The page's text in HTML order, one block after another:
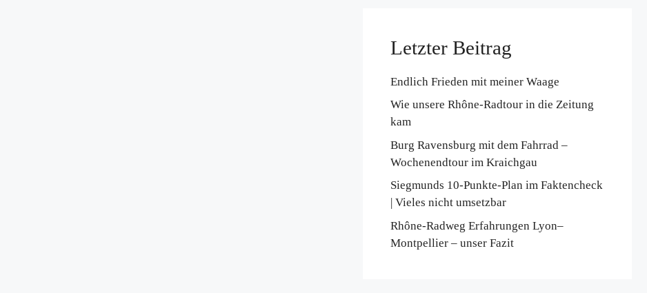
Letzter Beitrag
Endlich Frieden mit meiner Waage
Wie unsere Rhône-Radtour in die Zeitung
kam
Burg Ravensburg mit dem Fahrrad –
Wochenendtour im Kraichgau
Siegmunds 10-Punkte-Plan im Faktencheck
| Vieles nicht umsetzbar
Rhône-Radweg Erfahrungen Lyon–
Montpellier – unser Fazit